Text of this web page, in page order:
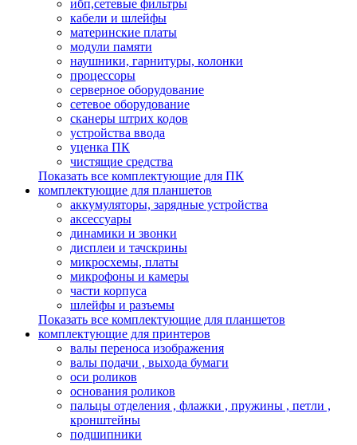
ибп,сетевые фильтры
кабели и шлейфы
материнские платы
модули памяти
наушники, гарнитуры, колонки
процессоры
серверное оборудование
сетевое оборудование
сканеры штрих кодов
устройства ввода
уценка ПК
чистящие средства
Показать все комплектующие для ПК
комплектующие для планшетов
аккумуляторы, зарядные устройства
аксессуары
динамики и звонки
дисплеи и тачскрины
микросхемы, платы
микрофоны и камеры
части корпуса
шлейфы и разъемы
Показать все комплектующие для планшетов
комплектующие для принтеров
валы переноса изображения
валы подачи , выхода бумаги
оси роликов
основания роликов
пальцы отделения , флажки , пружины , петли ,
кронштейны
подшипники